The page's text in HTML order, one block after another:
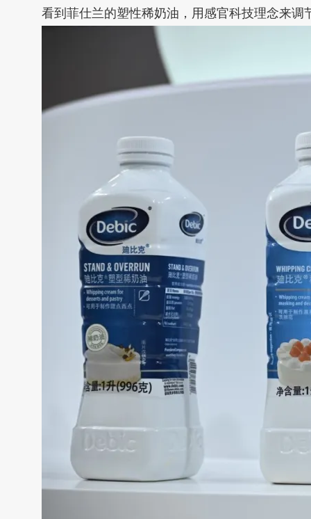
看到菲仕兰的塑性稀奶油，用感官科技理念来